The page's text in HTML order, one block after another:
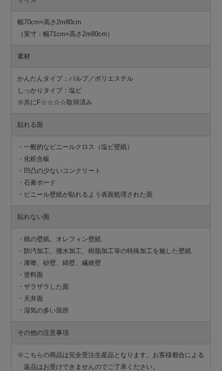
幅70cm×高さ2m80cm
（実寸：幅71cm×高さ2m80cm）
素材
かんたんタイプ：パルプ／ポリエステル
しっかりタイプ：塩ビ
※共にF☆☆☆☆取得済み
貼れる面
・一般的なビニールクロス（塩ビ壁紙）
・化粧合板
・凹凸の少ないコンクリート
・石膏ボード
・ビニール壁紙が貼れるよう表面処理された面
貼れない面
・紙の壁紙、オレフィン壁紙
・防汚加工、撥水加工、樹脂加工等の特殊加工を施した壁紙
・漆喰、砂壁、綿壁、繊維壁
・塗料面
・ザラザラした面
・天井面
・湿気の多い箇所
その他の注意事項
※こちらの商品は完全受注生産品となります。お客様都合による
返品はお受けできませんのでご了承ください。